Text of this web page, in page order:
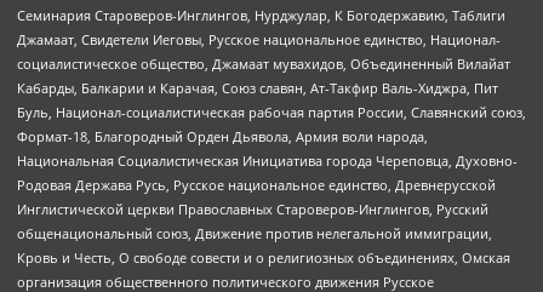
Семинария Староверов-Инглингов, Нурджулар, К Богодержавию, Таблиги
Джамаат, Свидетели Иеговы, Русское национальное единство, Национал-
социалистическое общество, Джамаат мувахидов, Объединенный Вилайат
Кабарды, Балкарии и Карачая, Союз славян, Ат-Такфир Валь-Хиджра, Пит
Буль, Национал-социалистическая рабочая партия России, Славянский союз,
Формат-18, Благородный Орден Дьявола, Армия воли народа,
Национальная Социалистическая Инициатива города Череповца, Духовно-
Родовая Держава Русь, Русское национальное единство, Древнерусской
Инглистической церкви Православных Староверов-Инглингов, Русский
общенациональный союз, Движение против нелегальной иммиграции,
Кровь и Честь, О свободе совести и о религиозных объединениях, Омская
организация общественного политического движения Русское